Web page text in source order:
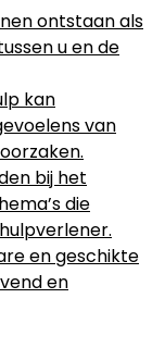
ontstaan als
u en de
kan
van
bij het
die
en geschikte
en